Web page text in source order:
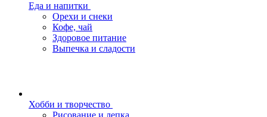
Еда и напитки
Орехи и снеки
Кофе, чай
Здоровое питание
Выпечка и сладости
Хобби и творчество
Рисование и лепка